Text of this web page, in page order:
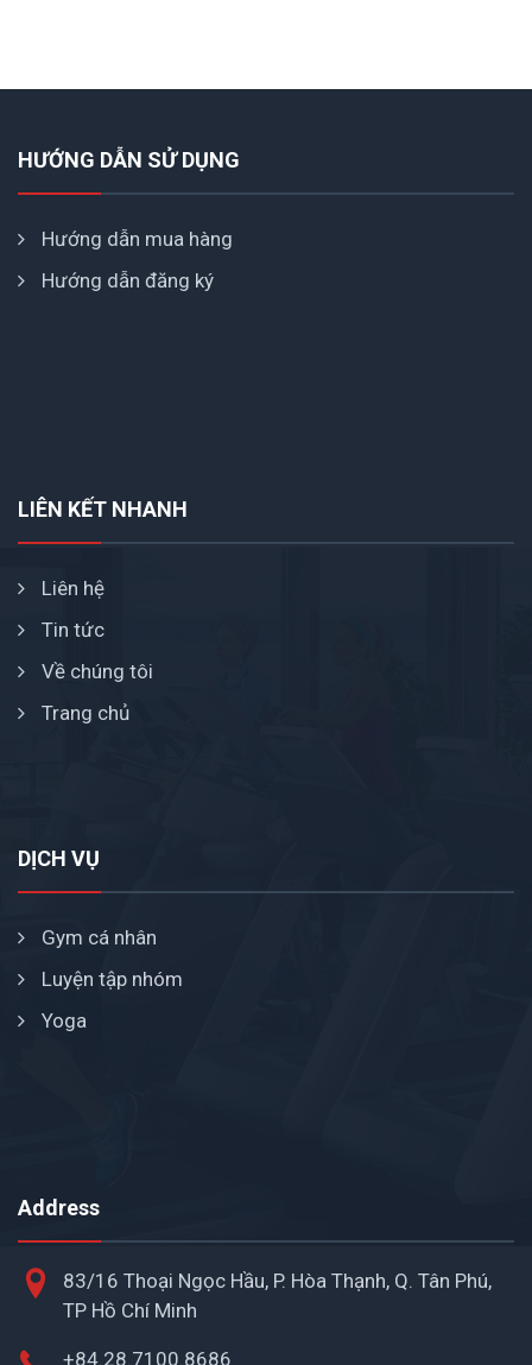
HƯỚNG DẪN SỬ DỤNG
Hướng dẫn mua hàng
Hướng dẫn đăng ký
LIÊN KẾT NHANH
Liên hệ
Tin tức
Về chúng tôi
Trang chủ
DỊCH VỤ
Gym cá nhân
Luyện tập nhóm
Yoga
Address
83/16 Thoại Ngọc Hầu, P. Hòa Thạnh, Q. Tân Phú,
TP Hồ Chí Minh
+84.28.7100.8686